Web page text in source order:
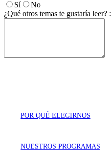
Sí
No
¿Qué otros temas te gustaría leer? :
POR QUÉ ELEGIRNOS
NUESTROS PROGRAMAS